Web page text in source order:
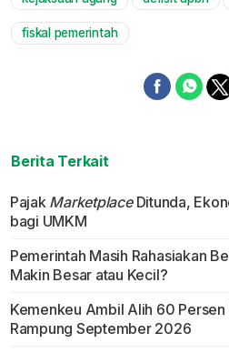
fiskal pemerintah
Berita Terkait
Pajak MarketplaceDitunda,
bagi UMKM
Pemerintah Masih Rahasiakan
Makin Besar atau Kecil?
Kemenkeu Ambil Alih 60
Rampung September 2026